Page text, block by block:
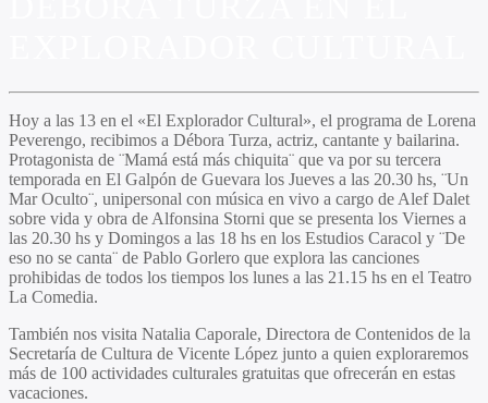
Hoy a las 13 en el «El Explorador Cultural», el programa de Lorena
Peverengo, recibimos a Débora Turza, actriz, cantante y bailarina.
Protagonista de ¨Mamá está más chiquita¨ que va por su tercera
temporada en El Galpón de Guevara los Jueves a las 20.30 hs, ¨Un
Mar Oculto¨, unipersonal con música en vivo a cargo de Alef Dalet
sobre vida y obra de Alfonsina Storni que se presenta los Viernes a
las 20.30 hs y Domingos a las 18 hs en los Estudios Caracol y ¨De
eso no se canta¨ de Pablo Gorlero que explora las canciones
prohibidas de todos los tiempos los lunes a las 21.15 hs en el Teatro
La Comedia.
También nos visita Natalia Caporale, Directora de Contenidos de la
Secretaría de Cultura de Vicente López junto a quien exploraremos
más de 100 actividades culturales gratuitas que ofrecerán en estas
vacaciones.